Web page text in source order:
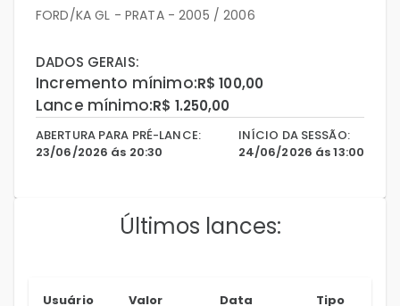
FORD/KA GL - PRATA - 2005 / 2006
DADOS GERAIS:
Incremento mínimo:R$ 100,00
Lance mínimo:R$ 1.250,00
ABERTURA PARA PRÉ-LANCE:
23/06/2026 ás 20:30
INÍCIO DA SESSÃO:
24/06/2026 ás 13:00
Últimos lances:
Usuário Valor Data Tipo